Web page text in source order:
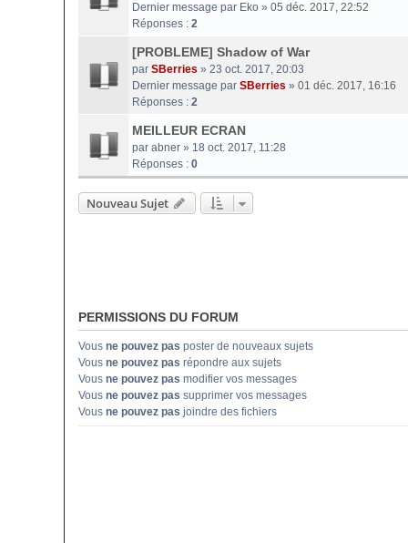
Dernier message par Eko » 05 déc. 2017, 22:52
Réponses : 2
[PROBLEME] Shadow of War
par SBerries » 23 oct. 2017, 20:03
Dernier message par SBerries » 01 déc. 2017, 16:16
Réponses : 2
MEILLEUR ECRAN
par abner » 18 oct. 2017, 11:28
Réponses : 0
Nouveau Sujet
PERMISSIONS DU FORUM
Vous ne pouvez pas poster de nouveaux sujets
Vous ne pouvez pas répondre aux sujets
Vous ne pouvez pas modifier vos messages
Vous ne pouvez pas supprimer vos messages
Vous ne pouvez pas joindre des fichiers